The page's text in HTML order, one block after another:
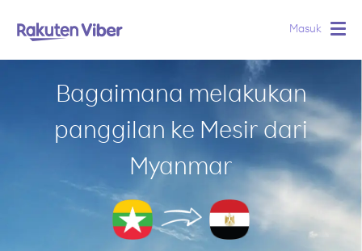
Masuk
Bagaimana melakukan
panggilan ke Mesir dari
Myanmar